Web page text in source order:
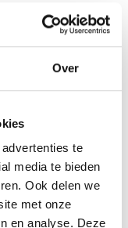
Over
te
media te bieden
Ook delen we
met onze
en analyse. Deze